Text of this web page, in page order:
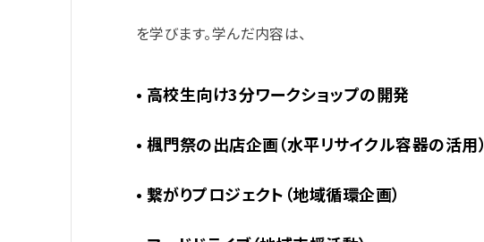
を学びます。学んだ内容は、
• 高校生向け3分ワークショップの開発
• 楓門祭の出店企画（水平リサイクル容器の活用）
• 繋がりプロジェクト（地域循環企画）